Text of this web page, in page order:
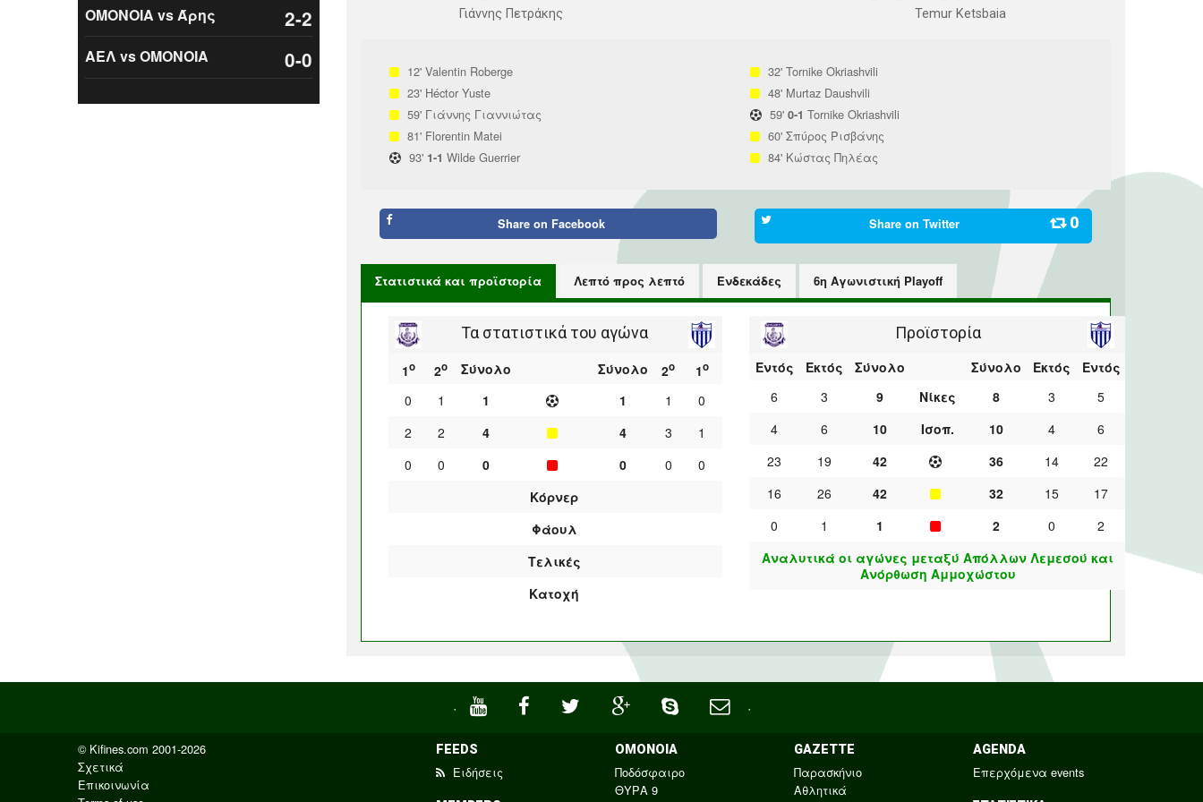
ΟΜΟΝΟΙΑ vs Άρης 2-2
ΑΕΛ vs ΟΜΟΝΟΙΑ 0-0
Γιάννης Πετράκης Temur Ketsbaia
12' Valentin Roberge
23' Héctor Yuste
59' Γιάννης Γιαννιώτας
81' Florentin Matei
93' 1-1 Wilde Guerrier
32' Tornike Okriashvili
48' Murtaz Daushvili
59' 0-1 Tornike Okriashvili
60' Σπύρος Ρισβάνης
84' Κώστας Πηλέας
Share on Facebook Share on Twitter 0
Στατιστικά και προϊστορία Λεπτό προς λεπτό Ενδεκάδες 6η Αγωνιστική Playoff
Τα στατιστικά του αγώνα
1ο 2ο Σύνολο Σύνολο 2ο 1ο
0 1 1 1 1
0
2
2 4 4 3
1
0
0 0 0 0
0
Κόρνερ
Φάουλ
Τελικές
Κατοχή
Προϊστορία
Εντός Εκτός Σύνολο Σύνολο Εκτός
Εντός
6
3 9 Νίκες 8 3
5
4
6 10 Ισοπ. 10 4
6
23
19 42 36 14
22
16
26 42 32 15
17
0
1 1 2 0
2
Αναλυτικά οι αγώνες μεταξύ Απόλλων Λεμεσού και
Ανόρθωση Αμμοχώστου
· ·
© Kifines.com 2001-2026
Σχετικά
Επικοινωνία
FEEDS
Ειδήσεις
ΟΜΟΝΟΙΑ
Ποδόσφαιρο
ΘΥΡΑ 9
GAZETTE
Παρασκήνιο
Αθλητικά
AGENDA
Επερχόμενα events